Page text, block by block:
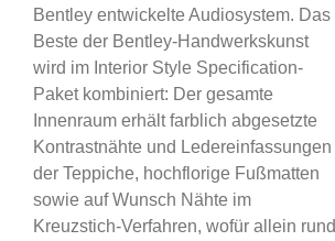
Bentley entwickelte Audiosystem. Das
Beste der Bentley-Handwerkskunst
wird im Interior Style Specification-
Paket kombiniert: Der gesamte
Innenraum erhält farblich abgesetzte
Kontrastnähte und Ledereinfassungen
der Teppiche, hochflorige Fußmatten
sowie auf Wunsch Nähte im
Kreuzstich-Verfahren, wofür allein rund